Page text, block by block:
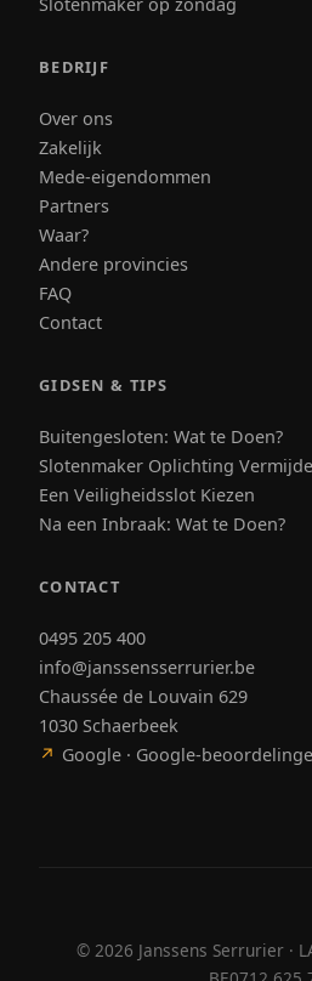
BEDRIJF
Over ons
Zakelijk
Mede-eigendommen
Partners
Waar?
Andere provincies
FAQ
Contact
GIDSEN & TIPS
Buitengesloten: Wat te Doen?
Slotenmaker Oplichting
Een Veiligheidsslot Kiezen
Na een Inbraak: Wat te Doen?
CONTACT
0495 205 400
info@janssensserrurier.be
Chaussée de Louvain 629
1030 Schaerbeek
↗ Google · Google-
© 2026 Janssens Serrurier ·